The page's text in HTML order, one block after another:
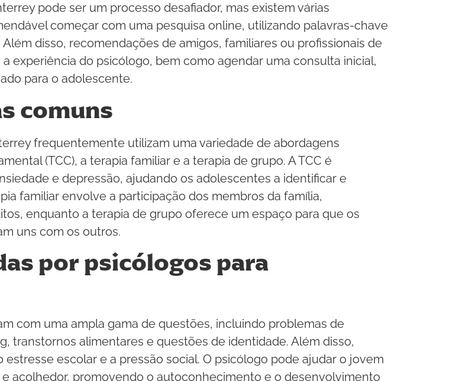
pode ser um processo desafiador, mas existem várias
começar com uma pesquisa online, utilizando palavras-chave
disso, recomendações de amigos, familiares ou profissionais de
experiência do psicólogo, bem como agendar uma consulta inicial,
para o adolescente.
comuns
frequentemente utilizam uma variedade de abordagens
(TCC), a terapia familiar e a terapia de grupo. A TCC é
e depressão, ajudando os adolescentes a identificar e
familiar envolve a participação dos membros da família,
enquanto a terapia de grupo oferece um espaço para que os
uns com os outros.
por psicólogos para
com uma ampla gama de questões, incluindo problemas de
transtornos alimentares e questões de identidade. Além disso,
escolar e a pressão social. O psicólogo pode ajudar o jovem
acolhedor, promovendo o autoconhecimento e o desenvolvimento